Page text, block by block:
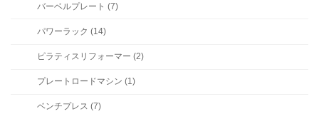
バーベルプレート (7)
パワーラック (14)
ピラティスリフォーマー (2)
プレートロードマシン (1)
ベンチプレス (7)